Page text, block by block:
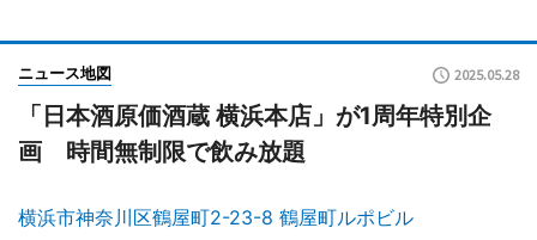
ニュース地図 2025.05.28
「日本酒原価酒蔵 横浜本店」が1周年特別企
画 時間無制限で飲み放題
横浜市神奈川区鶴屋町2-23-8 鶴屋町ルポビル